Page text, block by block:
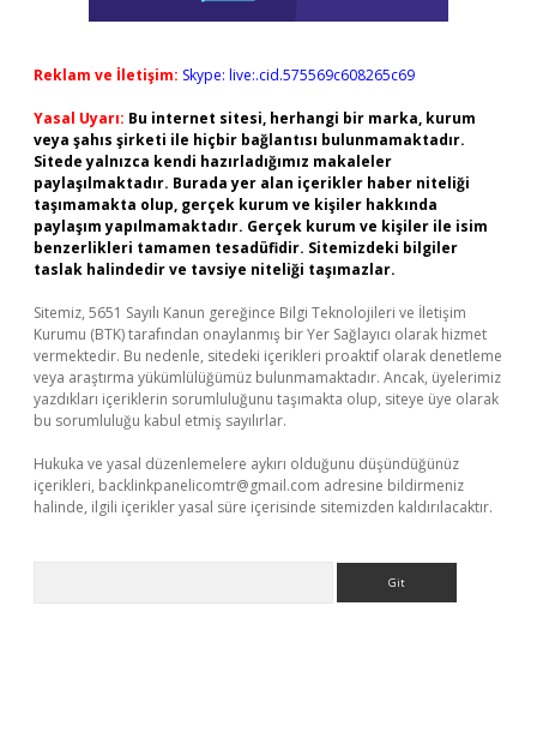
Reklam ve İletişim: Skype: live:.cid.575569c608265c69
Yasal Uyarı: Bu internet sitesi, herhangi bir marka, kurum
veya şahıs şirketi ile hiçbir bağlantısı bulunmamaktadır.
Sitede yalnızca kendi hazırladığımız makaleler
paylaşılmaktadır. Burada yer alan içerikler haber niteliği
taşımamakta olup, gerçek kurum ve kişiler hakkında
paylaşım yapılmamaktadır. Gerçek kurum ve kişiler ile isim
benzerlikleri tamamen tesadüfidir. Sitemizdeki bilgiler
taslak halindedir ve tavsiye niteliği taşımazlar.
Sitemiz, 5651 Sayılı Kanun gereğince Bilgi Teknolojileri ve İletişim
Kurumu (BTK) tarafından onaylanmış bir Yer Sağlayıcı olarak hizmet
vermektedir. Bu nedenle, sitedeki içerikleri proaktif olarak denetleme
veya araştırma yükümlülüğümüz bulunmamaktadır. Ancak, üyelerimiz
yazdıkları içeriklerin sorumluluğunu taşımakta olup, siteye üye olarak
bu sorumluluğu kabul etmiş sayılırlar.
Hukuka ve yasal düzenlemelere aykırı olduğunu düşündüğünüz
içerikleri, backlinkpanelicomtr@gmail.com adresine bildirmeniz
halinde, ilgili içerikler yasal süre içerisinde sitemizden kaldırılacaktır.